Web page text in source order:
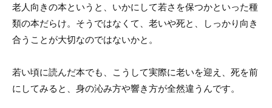
老人向きの本というと、いかにして若さを保つかといった種
類の本だらけ。そうではなくて、老いや死と、しっかり向き
合うことが大切なのではないかと。
若い頃に読んだ本でも、こうして実際に老いを迎え、死を前
にしてみると、身の沁み方や響き方が全然違うんです。